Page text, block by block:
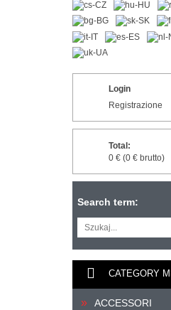
Login
Registrazione
Total:
0 € (0 € brutto)
Search term:
CATEGORY
ACCESSORI